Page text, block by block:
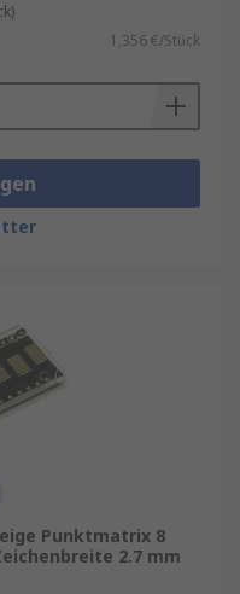
1,356 €/Stück
Punktmatrix 8
2.7 mm